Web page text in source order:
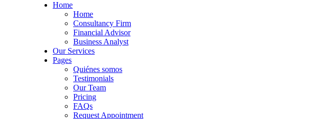
Home
Home
Consultancy Firm
Financial Advisor
Business Analyst
Our Services
Pages
Quiénes somos
Testimonials
Our Team
Pricing
FAQs
Request Appointment